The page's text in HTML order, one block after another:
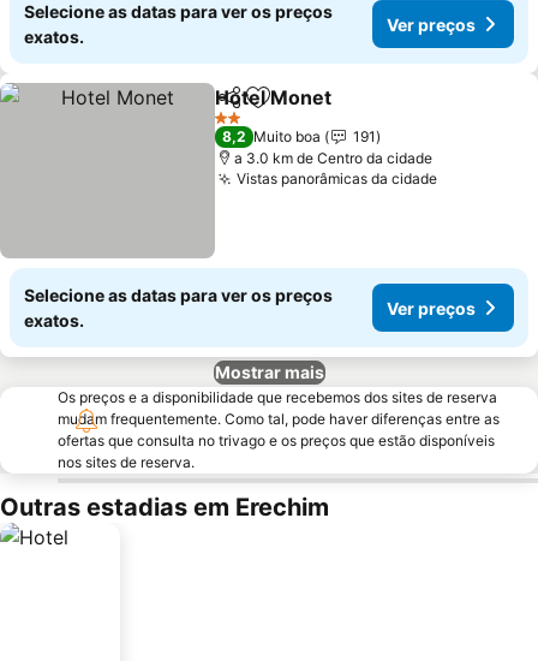
Selecione as datas para ver os preços
exatos.
Ver preços
PartilharAdicionar aos favoritos
Hotel Monet
2 Estrelas
8,2 Muito boa
191
a 3.0 km de Centro da cidade
Vistas panorâmicas da cidade
Selecione as datas para ver os preços
exatos.
Ver preços
Mostrar mais
Os preços e a disponibilidade que recebemos dos sites de reserva
mudam frequentemente. Como tal, pode haver diferenças entre as
ofertas que consulta no trivago e os preços que estão disponíveis
nos sites de reserva.
Outras estadias em Erechim